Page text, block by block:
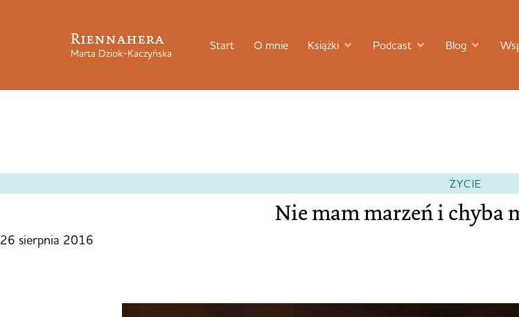
Riennahera
Marta Dziok-Kaczyńska
Start O mnie Książki Podcast Blog
ŻYCIE
Nie mam marzeń i chyba
26 sierpnia 2016